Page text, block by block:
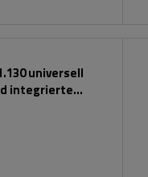
universell
integrierte